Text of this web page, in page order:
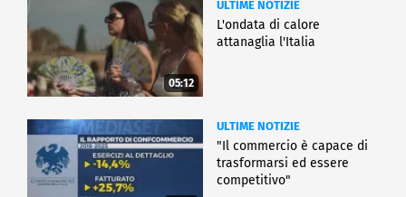
05:12
ULTIME NOTIZIE
L'ondata di calore
attanaglia l'Italia
ULTIME NOTIZIE
"Il commercio è capace di
trasformarsi ed essere
competitivo"